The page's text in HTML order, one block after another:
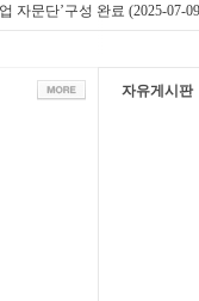
자문단’구성 완료 (2025-07-
자유게시판